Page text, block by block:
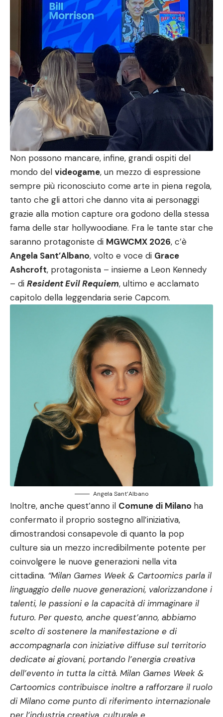
Non possono mancare, infine, grandi ospiti del
mondo del videogame, un mezzo di espressione
sempre più riconosciuto come arte in piena regola,
tanto che gli attori che danno vita ai personaggi
grazie alla motion capture ora godono della stessa
fama delle star hollywoodiane. Fra le tante star che
saranno protagoniste di MGWCMX 2026, c’è
Angela Sant’Albano, volto e voce di Grace
Ashcroft, protagonista – insieme a Leon Kennedy
– di Resident Evil Requiem, ultimo e acclamato
capitolo della leggendaria serie Capcom.
Angela Sant’Albano
Inoltre, anche quest’anno il Comune di Milano ha
confermato il proprio sostegno all’iniziativa,
dimostrandosi consapevole di quanto la pop
culture sia un mezzo incredibilmente potente per
coinvolgere le nuove generazioni nella vita
cittadina. “Milan Games Week & Cartoomics parla il
linguaggio delle nuove generazioni, valorizzandone i
talenti, le passioni e la capacità di immaginare il
futuro. Per questo, anche quest’anno, abbiamo
scelto di sostenere la manifestazione e di
accompagnarla con iniziative diffuse sul territorio
dedicate ai giovani, portando l’energia creativa
dell’evento in tutta la città. Milan Games Week &
Cartoomics contribuisce inoltre a rafforzare il ruolo
di Milano come punto di riferimento internazionale